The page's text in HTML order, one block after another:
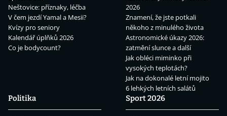
Neštovice: příznaky, léčba
V čem jezdí Yamal a Mesii?
Kvízy pro seniory
Kalendář úplňků 2026
Co je bodycount?
2026
Znamení, že jste potkali
někoho z minulého života
Astronomické úkazy 2026:
zatmění slunce a další
Jak obléci miminko při
vysokých teplotách?
Jak na dokonalé letní mojito
6 lehkých letních salátů
Politika
Sport 2026